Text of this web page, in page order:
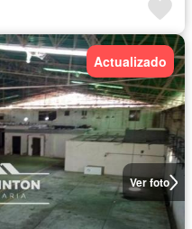
Ver foto
Actualizado